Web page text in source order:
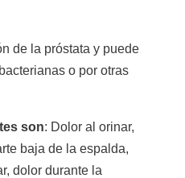
de la próstata y puede
o por otras
son: Dolor al orinar,
baja de la espalda,
dolor durante la